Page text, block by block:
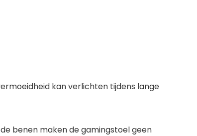
kan verlichten tijdens lange
benen maken de gamingstoel geen